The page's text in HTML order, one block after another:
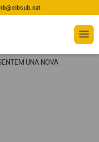
UNA NOVA